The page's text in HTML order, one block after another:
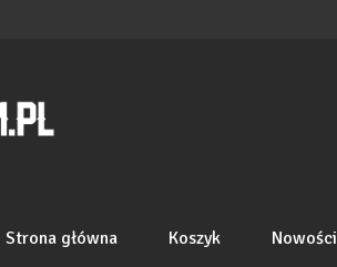
Strona główna Koszyk Nowości